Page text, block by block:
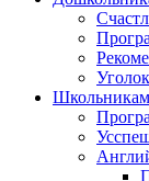
Школьникам